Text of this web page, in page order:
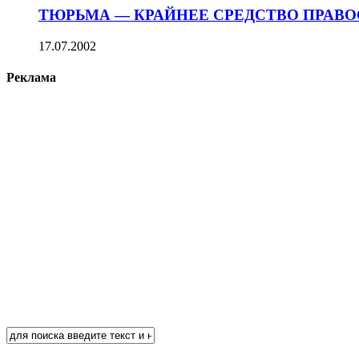
ТЮРЬМА — КРАЙНЕЕ СРЕДСТВО
17.07.2002
Реклама